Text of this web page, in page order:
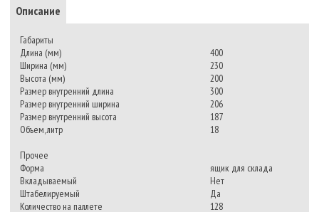
Описание
Габариты
Длина (мм)
400
Ширина (мм)
230
Высота (мм)
200
Размер внутренний длина
300
Размер внутренний ширина
206
Размер внутренний высота
187
Объем, литр
18
Прочее
Форма
ящик для склада
Вкладываемый
Нет
Штабелируемый
Да
Количество на паллете
128